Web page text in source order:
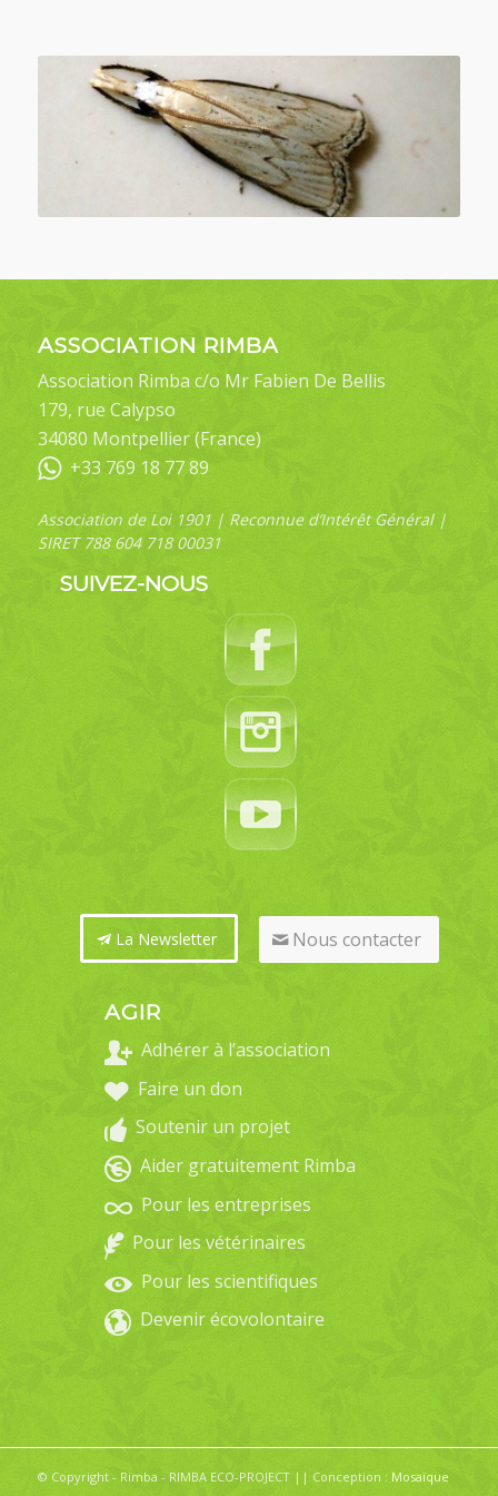
ASSOCIATION RIMBA
Association Rimba c/o Mr Fabien De Bellis
179, rue Calypso
34080 Montpellier (France)
+33 769 18 77 89
Association de Loi 1901 | Reconnue d’Intérêt Général |
SIRET 788 604 718 00031
SUIVEZ-NOUS
La Newsletter Nous contacter
AGIR
Adhérer à l’association
Faire un don
Soutenir un projet
Aider gratuitement Rimba
Pour les entreprises
Pour les vétérinaires
Pour les scientifiques
Devenir écovolontaire
© Copyright - Rimba - RIMBA ECO-PROJECT || Conception : Mosaïque